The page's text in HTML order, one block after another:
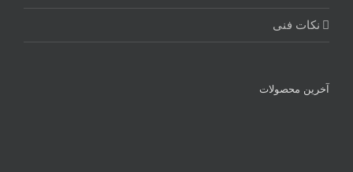
نکات فنی
آخرین محصولات